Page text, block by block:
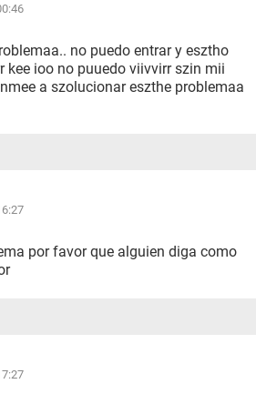
no puedo entrar y esztho
kee ioo no puuedo viivvirr szin mii
a szolucionar eszthe problemaa
por favor que alguien diga como